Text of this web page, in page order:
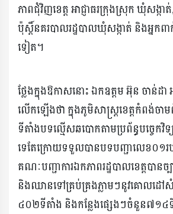
ភាពជុំវិញខេត្ត អាជ្ញាធរក្រុងស្រុក ឃុំសង្ក
ប៉ុស្តិ៍នគរបាលរដ្ឋបាលឃុំសង្កាត់ និងអ្នក
ទៀត។
ថ្លែងក្នុងឱកាសនោះ ឯកឧត្តម អ៊ុន ចាន់ដា
លើកឡើងថា ក្នុងភូមិសាស្ត្រខេត្តកំពង់ចា
ទីតាំងបទល្មើសឆបោកតាមប្រព័ន្ធបច្ចេកវិទ្
ទេតែក្រោយទទួលបានបទបញ្ជាលេខ០១រ
គណៈបញ្ជាការឯកភាពរដ្ឋបាលខេត្តបាន
និងឈានទៅគ្រប់គ្រងភ្លាមៗនូវគោលដៅ
៤០២ទីតាំង និងកន្លែងផ្សេងៗចំនួន៧១៤